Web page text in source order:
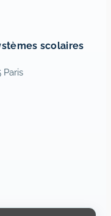
scolaires
Paris